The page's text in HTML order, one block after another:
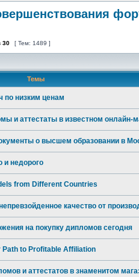
30 [ Тем: 1489 ]
Темы
по низким ценам
и аттестаты в известном онлайн-
о высшем образовании в
и недорого
from Different Countries
качество от
на покупку дипломов сегодня
to Profitable Affiliation
и аттестатов в знаменитом